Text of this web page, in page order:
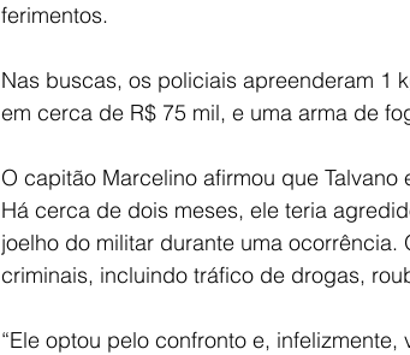
ferimentos.
Nas buscas, os policiais apreenderam 1
em cerca de R$ 75 mil, e uma arma de
O capitão Marcelino afirmou que
Há cerca de dois meses, ele teria
joelho do militar durante uma
criminais, incluindo tráfico de drogas,
“Ele optou pelo confronto e,